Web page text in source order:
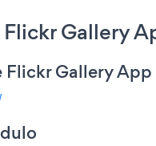
Gallery
Flickr Gallery App